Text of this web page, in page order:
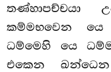
තණ්හාපච්චයා
කම්මභවෙන යෙ
ධම්මෙහි යෙ
එකෙන